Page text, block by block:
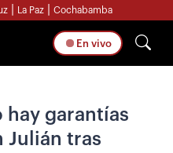
La Paz Cochabamba
En vivo
hay garantías
Julián tras